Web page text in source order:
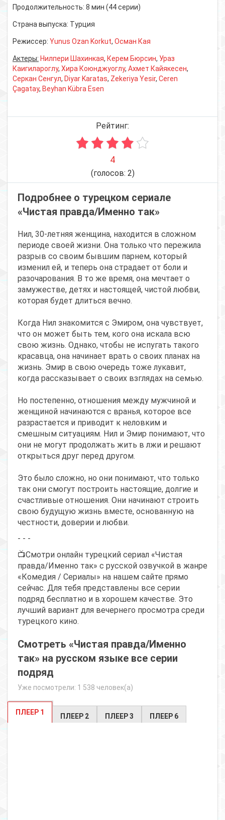
Продолжительность: 8 мин (44 серии)
Страна выпуска: Турция
Режиссер: Yunus Ozan Korkut, Осман Кая
Актеры: Нилпери Шахинкая, Керем Бюрсин, Ураз
Каигилароглу, Хира Коюнджуоглу, Ахмет Кайякесен,
Серкан Сенгул, Diyar Karatas, Zekeriya Yesir, Ceren
Çagatay, Beyhan Kübra Esen
Рейтинг:
4
(голосов: 2)
Подробнее о турецком сериале
«Чистая правда/Именно так»
Нил, 30-летняя женщина, находится в сложном
периоде своей жизни. Она только что пережила
разрыв со своим бывшим парнем, который
изменил ей, и теперь она страдает от боли и
разочарования. В то же время, она мечтает о
замужестве, детях и настоящей, чистой любви,
которая будет длиться вечно.
Когда Нил знакомится с Эмиром, она чувствует,
что он может быть тем, кого она искала всю
свою жизнь. Однако, чтобы не испугать такого
красавца, она начинает врать о своих планах на
жизнь. Эмир в свою очередь тоже лукавит,
когда рассказывает о своих взглядах на семью.
Но постепенно, отношения между мужчиной и
женщиной начинаются с вранья, которое все
разрастается и приводит к неловким и
смешным ситуациям. Нил и Эмир понимают, что
они не могут продолжать жить в лжи и решают
открыться друг перед другом.
Это было сложно, но они понимают, что только
так они смогут построить настоящие, долгие и
счастливые отношения. Они начинают строить
свою будущую жизнь вместе, основанную на
честности, доверии и любви.
- - -
📺Смотри онлайн турецкий сериал «Чистая
правда/Именно так» с русской озвучкой в жанре
«Комедия / Сериалы» на нашем сайте прямо
сейчас. Для тебя представлены все серии
подряд бесплатно и в хорошем качестве. Это
лучший вариант для вечернего просмотра среди
турецкого кино.
Смотреть «Чистая правда/Именно
так» на русском языке все серии
подряд
Уже посмотрели: 1 538 человек(а)
ПЛЕЕР 1 ПЛЕЕР 2 ПЛЕЕР 3 ПЛЕЕР 6